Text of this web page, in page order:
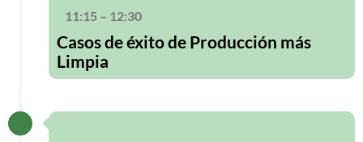
11:15 – 12:30
Casos de éxito de Producción más
Limpia